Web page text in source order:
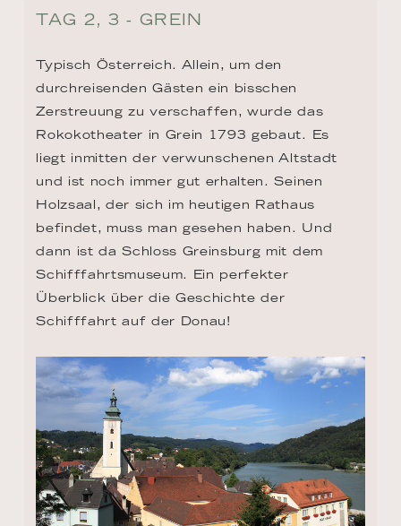
TAG 2, 3 - GREIN
Typisch Österreich. Allein, um den
durchreisenden Gästen ein bisschen
Zerstreuung zu verschaffen, wurde das
Rokokotheater in Grein 1793 gebaut. Es
liegt inmitten der verwunschenen Altstadt
und ist noch immer gut erhalten. Seinen
Holzsaal, der sich im heutigen Rathaus
befindet, muss man gesehen haben. Und
dann ist da Schloss Greinsburg mit dem
Schifffahrtsmuseum. Ein perfekter
Überblick über die Geschichte der
Schifffahrt auf der Donau!